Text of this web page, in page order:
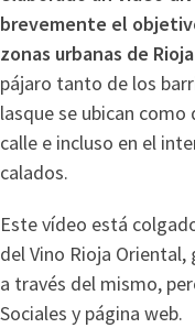
brevemente el
zonas urbanas de
pájaro tanto de los
lasque se ubican
calle e incluso en el
calados.
Este vídeo está
del Vino Rioja Oriental,
a través del mismo,
Sociales y página web.